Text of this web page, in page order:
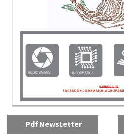
Pdf NewsLetter